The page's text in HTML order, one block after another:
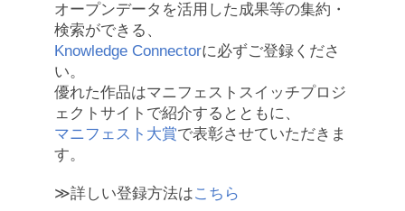
オープンデータを活用した成果等の集約・
検索ができる、
Knowledge Connectorに必ずご登録くださ
い。
優れた作品はマニフェストスイッチプロジ
ェクトサイトで紹介するとともに、
マニフェスト大賞で表彰させていただきま
す。
≫詳しい登録方法はこちら